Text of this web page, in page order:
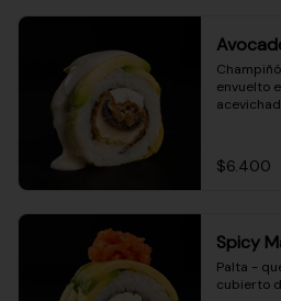
envuelto
$6.400
Spicy
Palta -
cubierto